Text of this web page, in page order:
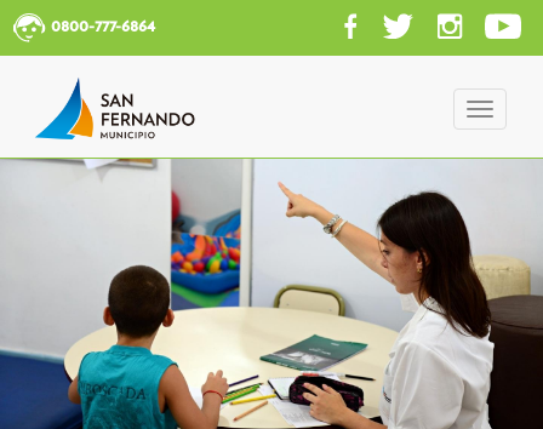
0800-777-6864
Toggle